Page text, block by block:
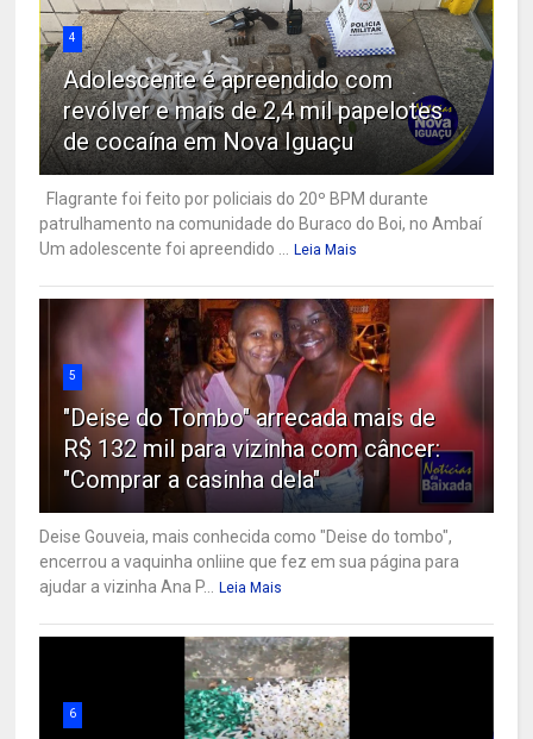
4
Adolescente é apreendido com
revólver e mais de 2,4 mil papelotes
de cocaína em Nova Iguaçu
Flagrante foi feito por policiais do 20º BPM durante
patrulhamento na comunidade do Buraco do Boi, no Ambaí
Um adolescente foi apreendido ...
Leia Mais
5
"Deise do Tombo" arrecada mais de
R$ 132 mil para vizinha com câncer:
"Comprar a casinha dela"
Deise Gouveia, mais conhecida como "Deise do tombo",
encerrou a vaquinha onliine que fez em sua página para
ajudar a vizinha Ana P...
Leia Mais
6